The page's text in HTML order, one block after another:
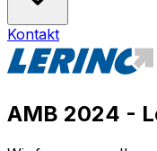
Kontakt
AMB 2024 -